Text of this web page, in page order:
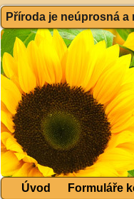
Příroda je neúprosná
Úvod Formuláře